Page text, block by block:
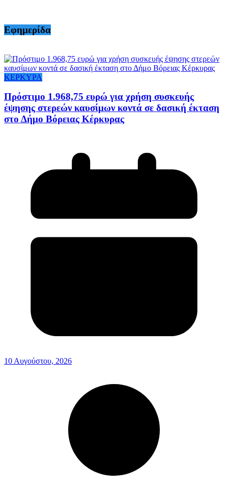
Εφημερίδα
ΚΕΡΚΥΡΑ
Πρόστιμο 1.968,75 ευρώ για χρήση συσκευής
έψησης στερεών καυσίμων κοντά σε δασική έκταση
στο Δήμο Βόρειας Κέρκυρας
10 Αυγούστου, 2026